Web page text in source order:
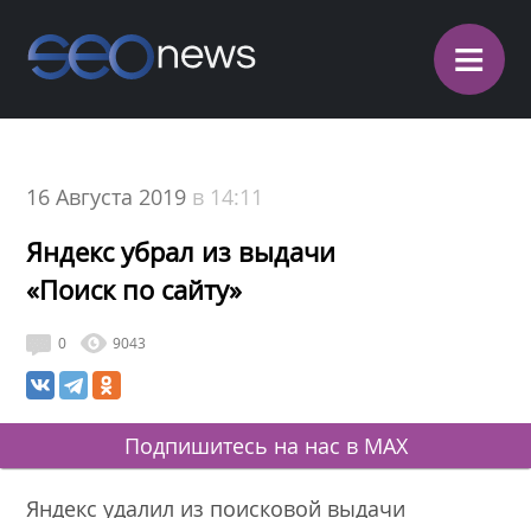
≡
16 Августа 2019 в 14:11
Яндекс убрал из выдачи
«Поиск по сайту»
0 9043
Подпишитесь на нас в MAX
Яндекс удалил из поисковой выдачи